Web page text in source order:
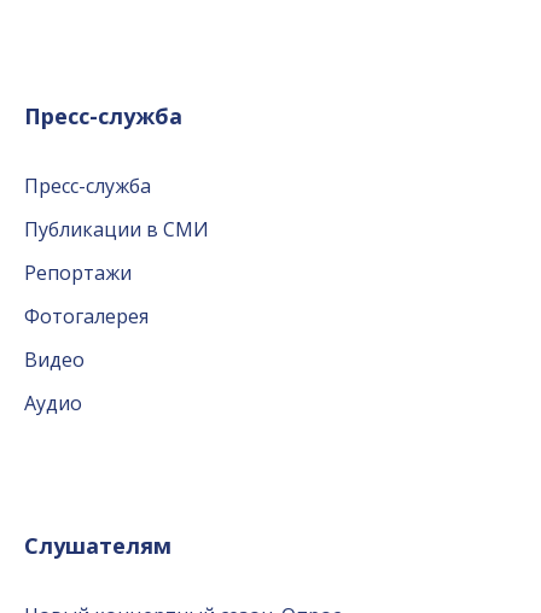
Пресс-служба
Пресс-служба
Публикации в СМИ
Репортажи
Фотогалерея
Видео
Аудио
Слушателям